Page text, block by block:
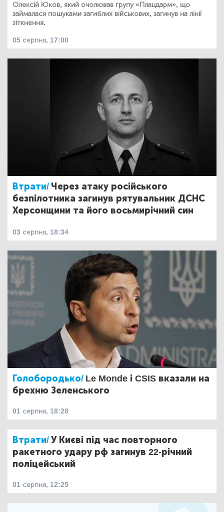
Олексій Юков, який очолював групу «Плацдарм», що
займалася пошуками загиблих військових, загинув на лінії
зіткнення.
05 серпня, 17:00
Втрати/ Через атаку російського
безпілотника загинув рятувальник ДСНС
Херсонщини та його восьмирічний син
03 серпня, 18:34
Голобородько/ Le Monde і CSIS вказали на
брехню Зеленського
01 серпня, 18:28
Втрати/У Києві під час повторного
ракетного удару рф загинув 22-річний
поліцейський
01 серпня, 12:25